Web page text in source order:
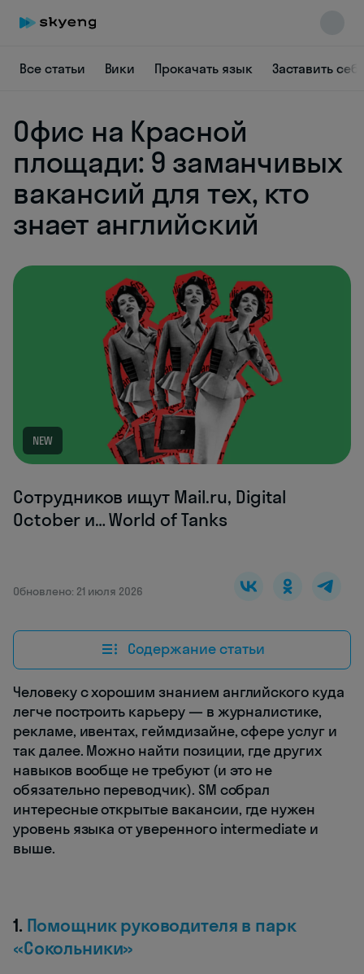
Все статьи Вики Прокачать язык Заставить
Офис на Красной
площади: 9 заманчивых
вакансий для тех, кто
знает английский
NEW
Сотрудников ищут Mail.ru, Digital
October и… World of Tanks
Обновлено: 21 июля 2026
Содержание статьи
Человеку с хорошим знанием английского куда
легче построить карьеру — в журналистике,
рекламе, ивентах, геймдизайне, сфере услуг и
так далее. Можно найти позиции, где других
навыков вообще не требуют (и это не
обязательно переводчик). SM собрал
интересные открытые вакансии, где нужен
уровень языка от уверенного intermediate и
выше.
1. Помощник руководителя в парк
«Сокольники»
online